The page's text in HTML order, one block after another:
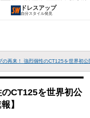
ドレスアップ
自分スタイル発見
の再来！ 強烈個性のCT125を世界初
CT125を世界初公
】